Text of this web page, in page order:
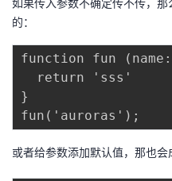
如果传入参数不确定传不传，那
的：
function fun
  return 'sss'
}
或者给参数添加默认值，那也会